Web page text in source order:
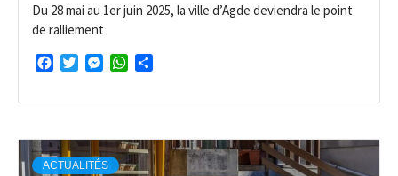
Du 28 mai au 1er juin 2025, la ville d’Agde deviendra le point
de ralliement
FacebookTwitterMessengerWhatsApp
ACTUALITÉS